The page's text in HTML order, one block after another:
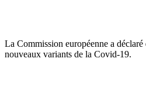
La Commission européenne a
nouveaux variants de la Covid-19.